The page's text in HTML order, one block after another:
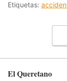
Etiquetas:
El Queretano